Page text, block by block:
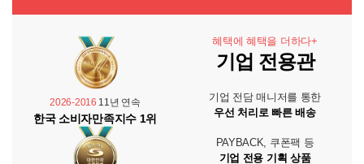
2026-2016 11년 연속
한국 소비자만족지수 1위
혜택에 혜택을 더하다+
기업 전용관
기업 전담 매니저를 통한
우선 처리로 빠른 배송
PAYBACK, 쿠폰팩 등
기업 전용 기획 상품